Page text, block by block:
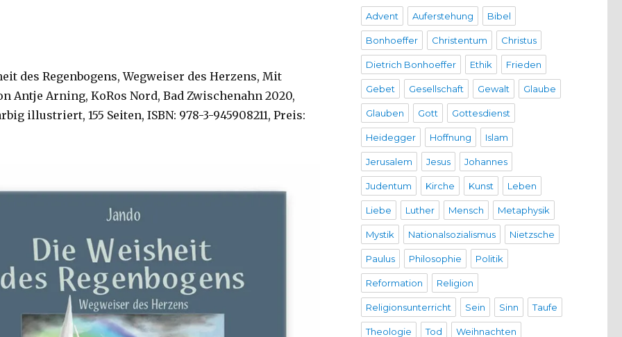
des Regenbogens, Wegweiser des Herzens, Mit
Antje Arning, KoRos Nord, Bad Zwischenahn 2020,
illustriert, 155 Seiten, ISBN: 978-3-945908211, Preis:
Advent Auferstehung Bibel
Bonhoeffer Christentum Christus
Dietrich Bonhoeffer Ethik Frieden
Gebet Gesellschaft Gewalt Glaube
Glauben Gott Gottesdienst
Heidegger Hoffnung Islam
Jerusalem Jesus Johannes
Judentum Kirche Kunst Leben
Liebe Luther Mensch Metaphysik
Mystik Nationalsozialismus Nietzsche
Paulus Philosophie Politik
Reformation Religion
Religionsunterricht Sein Sinn Taufe
Theologie Tod Weihnachten